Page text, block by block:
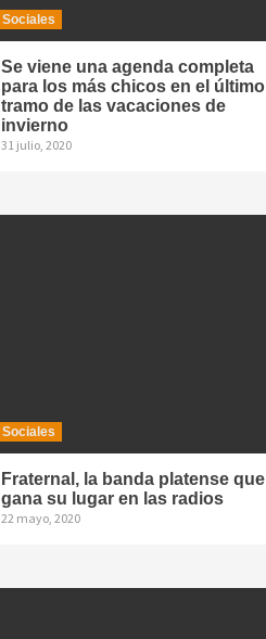
Sociales
Se viene una agenda completa
para los más chicos en el último
tramo de las vacaciones de
invierno
31 julio, 2020
Sociales
Fraternal, la banda platense que
gana su lugar en las radios
22 mayo, 2020